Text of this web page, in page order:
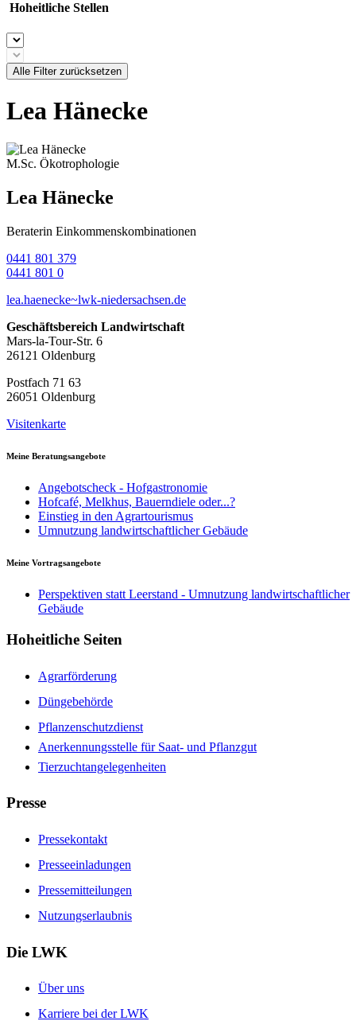
Hoheitliche Stellen
Alle Filter zurücksetzen
Lea Hänecke
M.Sc. Ökotrophologie
Lea Hänecke
Beraterin Einkommenskombinationen
0441 801 379
0441 801 0
lea.haenecke~lwk-niedersachsen.de
Geschäftsbereich Landwirtschaft
Mars-la-Tour-Str. 6
26121 Oldenburg
Postfach 71 63
26051 Oldenburg
Visitenkarte
Meine Beratungsangebote
Angebotscheck - Hofgastronomie
Hofcafé, Melkhus, Bauerndiele oder...?
Einstieg in den Agrartourismus
Umnutzung landwirtschaftlicher Gebäude
Meine Vortragsangebote
Perspektiven statt Leerstand - Umnutzung landwirtschaftlicher
Gebäude
Hoheitliche Seiten
Agrarförderung
Düngebehörde
Pflanzenschutzdienst
Anerkennungsstelle für Saat- und Pflanzgut
Tierzuchtangelegenheiten
Presse
Pressekontakt
Presseeinladungen
Pressemitteilungen
Nutzungserlaubnis
Die LWK
Über uns
Karriere bei der LWK